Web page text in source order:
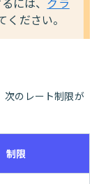
ください。
次のレート制限が
制限